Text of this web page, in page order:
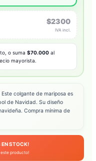
$2300
IVA incl.
o suma$70.000 al
mayorista.
colgante de mariposa es
de Navidad. Su diseño
Compra mínima de
EN STOCK!
producto!